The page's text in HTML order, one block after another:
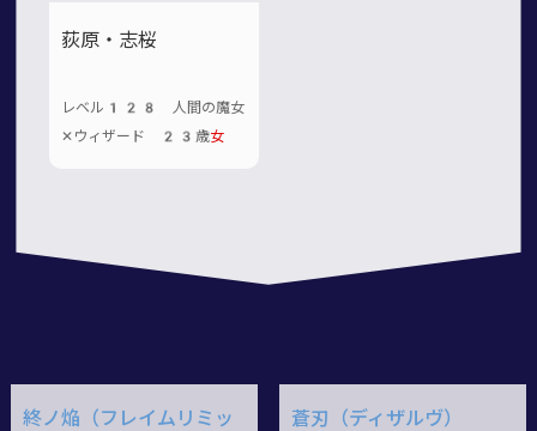
荻原・志桜
レベル128 人間の魔女
✕ウィザード 23歳女
終ノ焔（フレイムリミッ
蒼刃（ディザルヴ）